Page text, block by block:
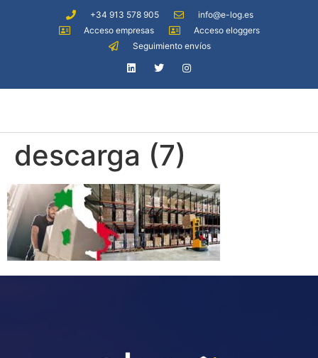
+34 913 578 905
info@e-log.es
Acceso empresas
Acceso eloggers
Seguimiento envíos
descarga (7)